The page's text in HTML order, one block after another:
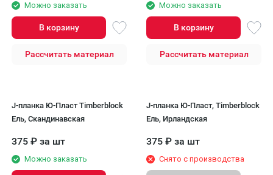
Можно заказать
В корзину
Рассчитать материал
Можно заказать
В корзину
Рассчитать материал
J-планка Ю-Пласт Timberblock
Ель, Скандинавская
375 ₽ за шт
Можно заказать
J-планка Ю-Пласт, Timberblock
Ель, Ирландская
375 ₽ за шт
Снято с производства